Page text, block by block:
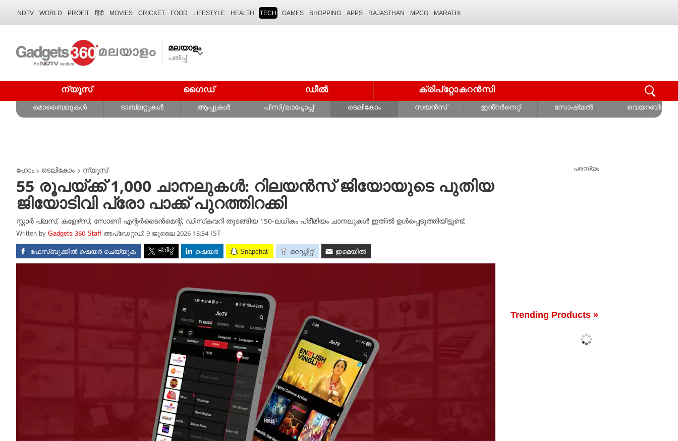
NDTV WORLD PROFIT हिंदी MOVIES CRICKET FOOD LIFESTYLE HEALTH TECH GAMES SHOPPING APPS RAJASTHAN MPCG MARATHI
മലയാളം
പതിപ്പ്
ന്യൂസ് ഗൈഡ് ഡീൽ ക്രിപ്റ്റോകറൻസി
മൊബൈലുകൾ ടാബ്‌ലറ്റുകൾ ആപ്പുകൾ പിസി/ലാപ്ടോപ്സ് ടെലികോം സയൻസ് ഇൻ്റർനെറ്റ് സോഷ്യൽ വെയറബിൾസ്
ഹോം ടെലികോം ന്യൂസ്
55 രൂപയ്ക്ക് 1,000 ചാനലുകൾ: റിലയൻസ് ജിയോയുടെ പുതിയ
ജിയോടിവി പ്രോ പാക്ക് പുറത്തിറക്കി
സ്റ്റാർ പ്ലസ്, കളേഴ്‌സ്, സോണി എന്റർടൈൻമെന്റ്, ഡിസ്‌കവറി തുടങ്ങിയ 150-ലധികം പ്രീമിയം ചാനലുകൾ ഇതിൽ ഉൾപ്പെടുത്തിയിട്ടുണ്ട്.
Written by Gadgets 360 Staff അപ്‌ഡേറ്റഡ്: 9 ജൂലൈ 2026 15:54 IST
ഫേസ്ബുക്കിൽ ഷെയർ ചെയ്യുക ട്വീറ്റ് ഷെയർ Snapchat റെഡ്ഡിറ്റ് ഇമെയിൽ
പരസ്യം
Trending Products »